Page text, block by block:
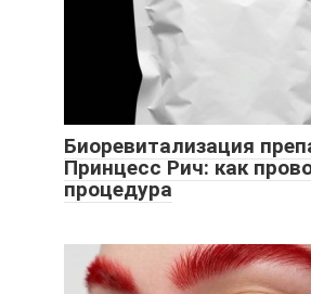
Биоревитализация
Принцесс Рич: как
процедура